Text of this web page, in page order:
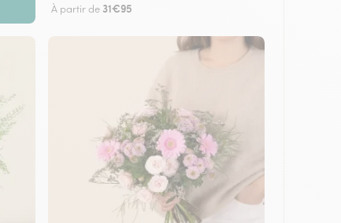
À partir de 31€95